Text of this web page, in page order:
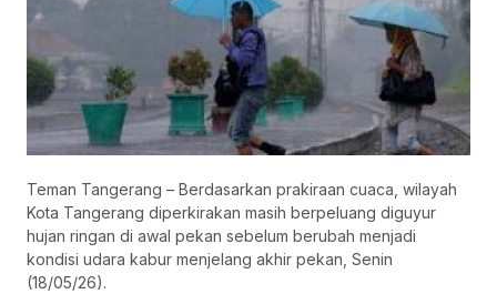
Teman Tangerang – Berdasarkan prakiraan cuaca, wilayah
Kota Tangerang diperkirakan masih berpeluang diguyur
hujan ringan di awal pekan sebelum berubah menjadi
kondisi udara kabur menjelang akhir pekan, Senin
(18/05/26).